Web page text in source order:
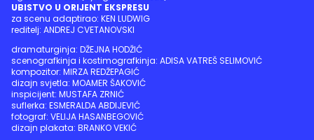
UBISTVO U ORIJENT EKSPRESU
za scenu adaptirao: KEN LUDWIG
reditelj: ANDREJ CVETANOVSKI
dramaturginja: DŽEJNA HODŽIĆ
scenografkinja i kostimografkinja: ADISA VATREŠ SELIMOVIĆ
kompozitor: MIRZA REDŽEPAGIĆ
dizajn svjetla: MOAMER ŠAKOVIĆ
inspicijent: MUSTAFA ZRNIĆ
suflerka: ESMERALDA ABDIJEVIĆ
fotograf: VELIJA HASANBEGOVIĆ
dizajn plakata: BRANKO VEKIĆ